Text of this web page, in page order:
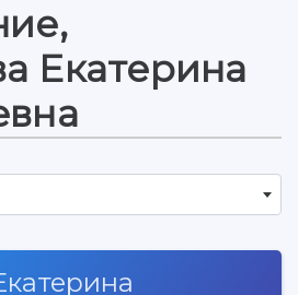
Екатерина